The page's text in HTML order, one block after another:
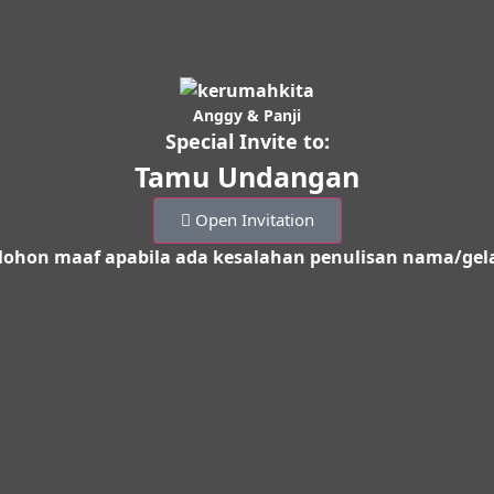
Anggy & Panji
Special Invite to:
Tamu Undangan
Open Invitation
maaf apabila ada kesalahan penulisan nama/